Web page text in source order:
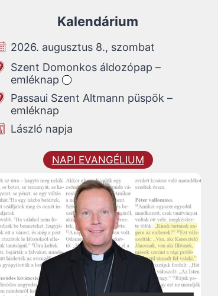
Kalendárium
2026. augusztus 8., szombat
Szent Domonkos áldozópap –
emléknap
Passaui Szent Altmann püspök –
emléknap
László napja
NAPI EVANGÉLIUM